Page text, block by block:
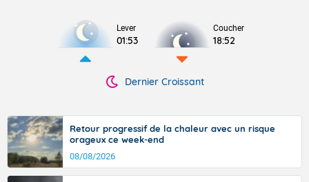
Lever
01:53
Coucher
18:52
Dernier Croissant
Retour progressif de la chaleur avec un risque
orageux ce week-end
08/08/2026